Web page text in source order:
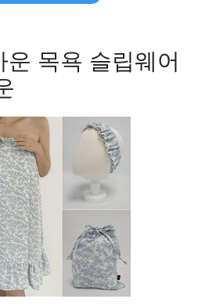
운 목욕 슬립웨어